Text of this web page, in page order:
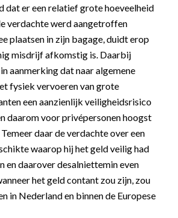
dat er een relatief grote hoeveelheid
verdachte werd aangetroffen
plaatsen in zijn bagage, duidt erop
misdrijf afkomstig is. Daarbij
aanmerking dat naar algemene
fysiek vervoeren van grote
een aanzienlijk veiligheidsrisico
daarom voor privépersonen hoogst
daar de verdachte over een
waarop hij het geld veilig had
en daarover desalniettemin even
het geld contant zou zijn, zou
in Nederland en binnen de Europese